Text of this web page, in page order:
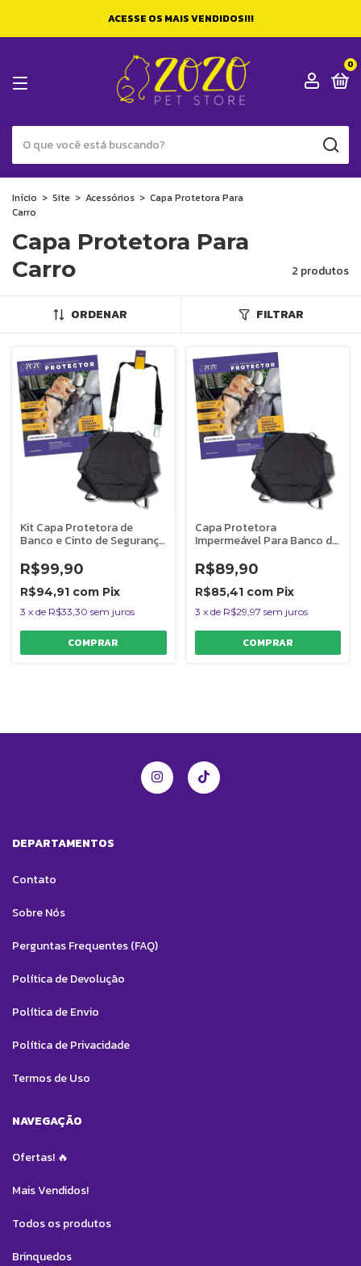
ACESSE OS MAIS VENDIDOS!!!
0
Início > Site > Acessórios > Capa Protetora Para
Carro
Capa Protetora Para
Carro
2 produtos
ORDENAR FILTRAR
Kit Capa Protetora de
Banco e Cinto de Segurança
R$99,90
R$94,91 com Pix
3 x de R$33,30 sem juros
Capa Protetora
Impermeável Para Banco de
Pet Store
R$89,90
R$85,41 com Pix
3 x de R$29,97 sem juros
DEPARTAMENTOS
Contato
Sobre Nós
Perguntas Frequentes (FAQ)
Política de Devolução
Política de Envio
Política de Privacidade
Termos de Uso
NAVEGAÇÃO
Ofertas! 🔥
Mais Vendidos!
Todos os produtos
Brinquedos